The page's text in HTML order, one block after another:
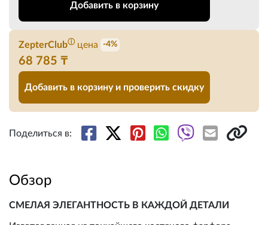
Добавить в корзину
ZepterClubⓘ цена -4%
68 785 ₸
Добавить в корзину и проверить скидку
Поделиться в:
Обзор
СМЕЛАЯ ЭЛЕГАНТНОСТЬ В КАЖДОЙ ДЕТАЛИ